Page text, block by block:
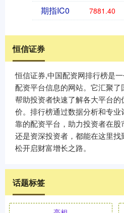
期指IC0 7881.40
恒信证券
恒信证券,中国配资网排行榜是
配资平台信息的网站。它汇聚了
帮助投资者快速了解各大平台
价。排行榜通过数据分析和专
靠的配资平台，助力投资者在
还是资深投资者，都能在这里
松开启财富增长之路。
话题标签